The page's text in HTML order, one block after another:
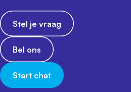
Stel je vraag
Bel ons
Start chat